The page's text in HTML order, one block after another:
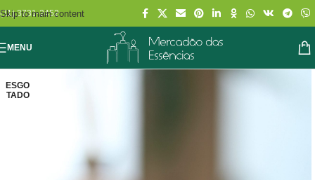
Skip to main content
(11) 3731-2452
MENU
ESGO
TADO